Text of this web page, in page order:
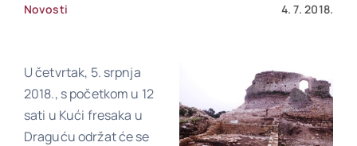
Povijesni izvori i literatura
Novosti 4. 7. 2018.
U četvrtak, 5. srpnja
2018., s početkom u 12
sati u Kući fresaka u
Draguću održat će se